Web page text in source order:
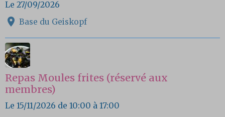
Le 27/09/2026
Base du Geiskopf
Repas Moules frites (réservé aux
membres)
Le 15/11/2026 de 10:00 à 17:00